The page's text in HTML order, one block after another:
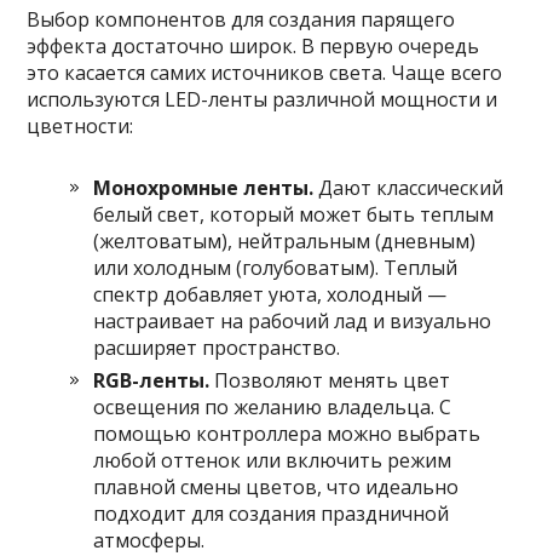
Выбор компонентов для создания парящего
эффекта достаточно широк. В первую очередь
это касается самих источников света. Чаще всего
используются LED-ленты различной мощности и
цветности:
Монохромные ленты.Дают классический
белый свет, который может быть теплым
(желтоватым), нейтральным (дневным)
или холодным (голубоватым). Теплый
спектр добавляет уюта, холодный —
настраивает на рабочий лад и визуально
расширяет пространство.
RGB-ленты. Позволяют менять цвет
освещения по желанию владельца. С
помощью контроллера можно выбрать
любой оттенок или включить режим
плавной смены цветов, что идеально
подходит для создания праздничной
атмосферы.